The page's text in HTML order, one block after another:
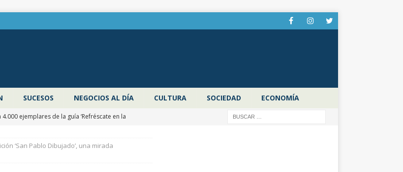
SUCESOS NEGOCIOS AL DÍA CULTURA SOCIEDAD ECONOMÍA
4.000 ejemplares de la guía ‘Refréscate en la
PROVINCIA
‘San Pablo Dibujado’, una mirada